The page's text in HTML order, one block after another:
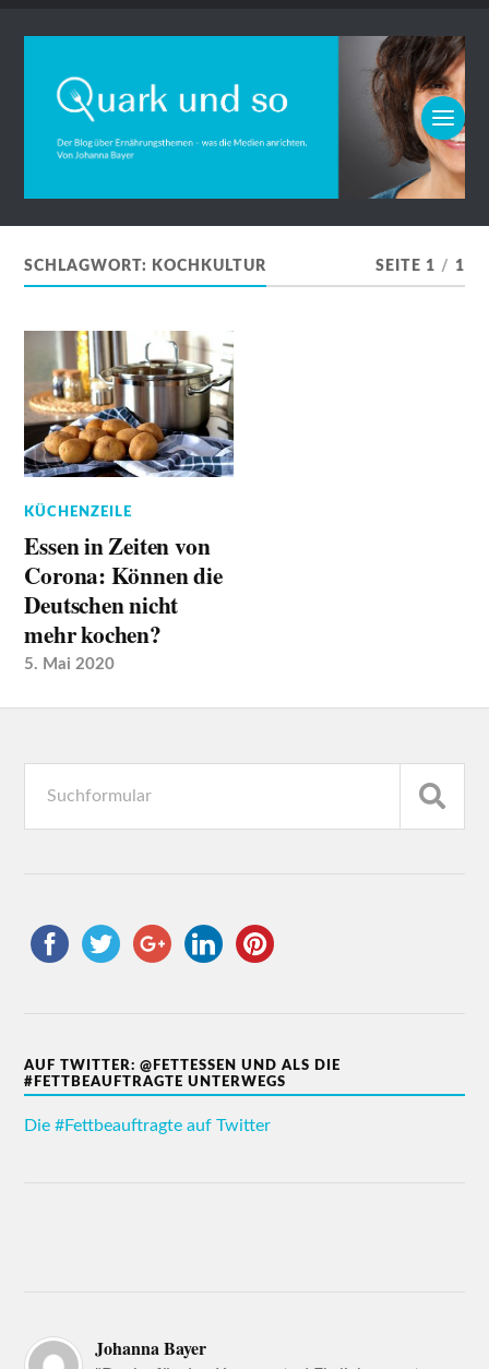
SCHLAGWORT: KOCHKULTUR SEITE 1 / 1
KÜCHENZEILE
Essen in Zeiten von
Corona: Können die
Deutschen nicht
mehr kochen?
5. Mai 2020
AUF TWITTER: @FETTESSEN UND ALS DIE
#FETTBEAUFTRAGTE UNTERWEGS
Die #Fettbeauftragte auf Twitter
Johanna Bayer